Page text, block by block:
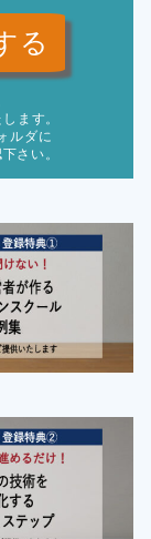
る
ます。
ルダに
さい。